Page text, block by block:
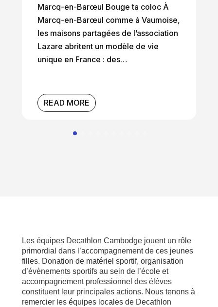
Marcq-en-Barœul Bouge ta coloc À
Marcq-en-Barœul comme à Vaumoise,
les maisons partagées de l’association
Lazare abritent un modèle de vie
unique en France : des…
READ MORE
Les équipes Decathlon Cambodge jouent un rôle
primordial dans l’accompagnement de ces jeunes
filles. Donation de matériel sportif, organisation
d’évènements sportifs au sein de l’école et
accompagnement professionnel des élèves
constituent leur principales actions. Nous tenons à
remercier les équipes locales de Decathlon